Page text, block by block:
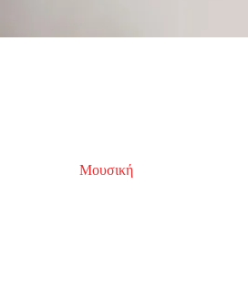
Μουσική